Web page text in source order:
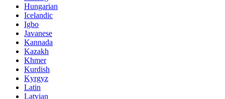
Hungarian
Icelandic
Igbo
Javanese
Kannada
Kazakh
Khmer
Kurdish
Kyrgyz
Latin
Latvian